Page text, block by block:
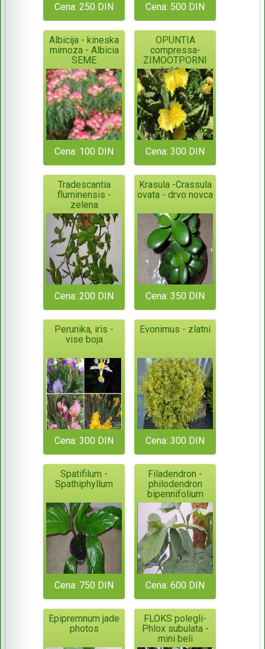
Cena: 250 DIN Cena: 500 DIN
Albicija - kineska
mimoza - Albicia
SEME
Cena: 100 DIN
OPUNTIA
compressa-
ZIMOOTPORNI
kaktus
Cena: 300 DIN
Tradescantia
fluminensis -
zelena
Cena: 200 DIN
Krasula -Crassula
ovata - drvo novca
Cena: 350 DIN
Perunika, iris -
vise boja
Cena: 300 DIN
Evonimus - zlatni
Cena: 300 DIN
Spatifilum -
Spathiphyllum
Cena: 750 DIN
Filadendron -
philodendron
bipennifolium
Cena: 600 DIN
Epipremnum jade
photos
FLOKS polegli-
Phlox subulata -
mini beli